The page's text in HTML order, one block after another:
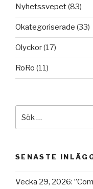
Nyhetssvepet(83)
Okategoriserade (33)
Olyckor(17)
RoRo (11)
SENASTE
Vecka 29, 2026: